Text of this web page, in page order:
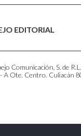
EDITORIAL
Comunicación, S. de
Ote. Centro. Culiacán